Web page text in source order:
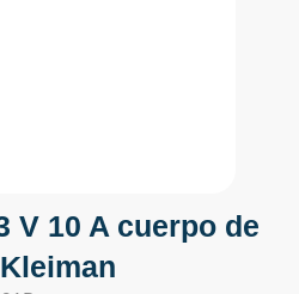
V 10 A cuerpo de